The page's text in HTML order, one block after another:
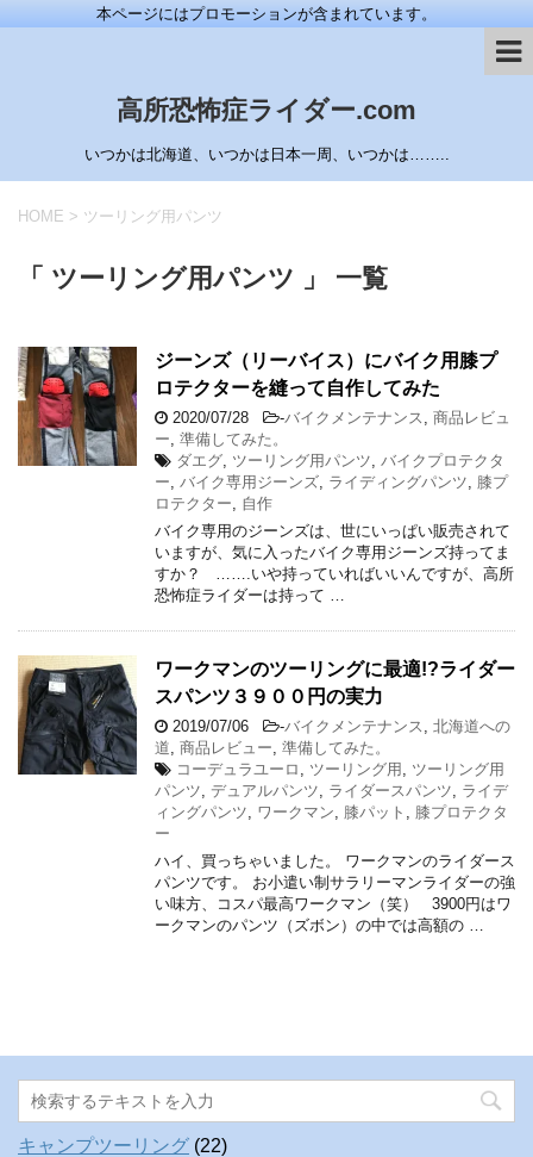
本ページにはプロモーションが含まれています。
高所恐怖症ライダー.com
いつかは北海道、いつかは日本一周、いつかは……..
HOME > ツーリング用パンツ
「 ツーリング用パンツ 」 一覧
ジーンズ（リーバイス）にバイク用膝プ
ロテクターを縫って自作してみた
2020/07/28 -バイクメンテナンス
商品レビュ
ー 準備してみた。
ダエグ ツーリング用パンツ
バイクプロテクタ
ー
バイク専用ジーンズ ライディングパンツ
膝プ
ロテクター
自作
バイク専用のジーンズは、世にいっぱい販売されて
いますが、気に入ったバイク専用ジーンズ持ってま
すか？ …….いや持っていればいいんですが、高所
恐怖症ライダーは持って …
ワークマンのツーリングに最適!?ライダー
スパンツ３９００円の実力
2019/07/06 -バイクメンテナンス
北海道への
道 商品レビュー 準備してみた。
コーデュラユーロ
ツーリング用
ツーリング用
パンツ デュアルパンツ ライダースパンツ
ライデ
ィングパンツ
ワークマン 膝パット
膝プロテクタ
ー
ハイ、買っちゃいました。 ワークマンのライダース
パンツです。 お小遣い制サラリーマンライダーの強
い味方、コスパ最高ワークマン（笑） 3900円はワ
ークマンのパンツ（ズボン）の中では高額の …
キャンプツーリング (22)